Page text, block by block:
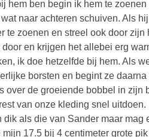
hem ben begin ik hem te
naar achteren schuiven. Als
te zoenen en streel ook door
en krijgen het allebei erg
ik doe hetzelfde bij hem. Als
borsten en begint ze
over de groeiende bobbel in zijn
van onze kleding snel
als die van Sander maar mag
17.5 bij 4 centimeter grote